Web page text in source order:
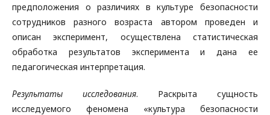
предположения о различиях в культуре безопасности
сотрудников разного возраста автором проведен и
описан эксперимент, осуществлена статистическая
обработка результатов эксперимента и дана ее
педагогическая интерпретация.
Результаты исследования. Раскрыта сущность
исследуемого феномена «культура безопасности